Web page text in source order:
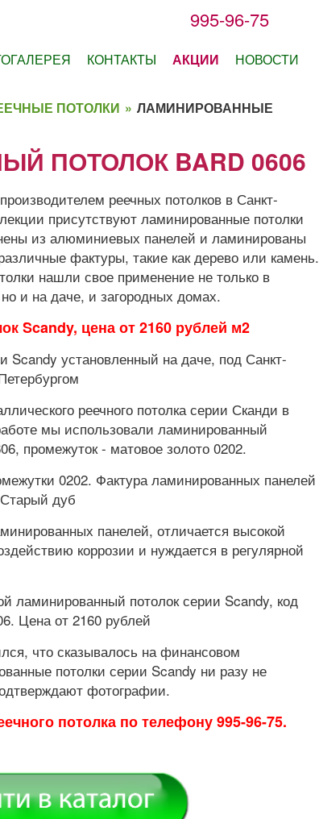
995-96-75
КОНТАКТЫ АКЦИИ НОВОСТИ
ПОТОЛКИ » ЛАМИНИРОВАННЫЕ
ПОТОЛОК BARD 0606
реечных потолков в Санкт-
присутствуют ламинированные потолки
из алюминиевых панелей и ламинированы
фактуры, такие как дерево или камень.
нашли свое применение не только в
и на даче, и загородных домах.
Scandy, цена от 2160 рублей м2
реечного потолка серии Сканди в
мы использовали ламинированный
промежуток - матовое золото 0202.
панелей, отличается высокой
коррозии и нуждается в регулярной
что сказывалось на финансовом
потолки серии Scandy ни разу не
фотографии.
потолка по телефону 995-96-75.